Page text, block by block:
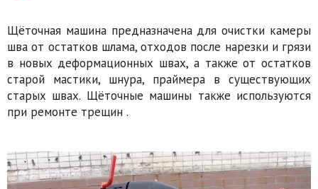
Щёточная машина предназначена для очистки камеры
шва от остатков шлама, отходов после нарезки и грязи
в новых деформационных швах, а также от остатков
старой мастики, шнура, праймера в существующих
старых швах. Щёточные машины также используются
при ремонте трещин .